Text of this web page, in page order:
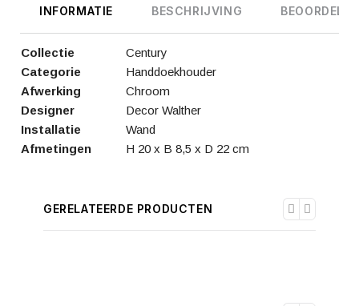
INFORMATIE BESCHRIJVING
Collectie
Century
Categorie
Handdoekhouder
Afwerking
Chroom
Designer
Decor Walther
Installatie
Wand
Afmetingen
H 20 x B 8,5 x D 22 cm
GERELATEERDE PRODUCTEN